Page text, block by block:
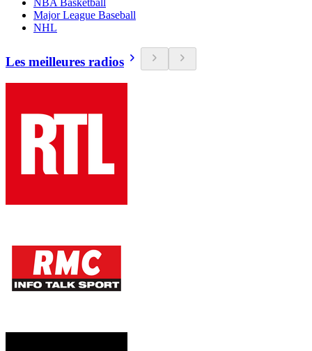
NBA Basketball
Major League Baseball
NHL
Les meilleures radios